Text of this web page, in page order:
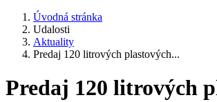
Úvodná stránka
Udalosti
Aktuality
Predaj 120 litrových plastových...
Predaj 120 litrových